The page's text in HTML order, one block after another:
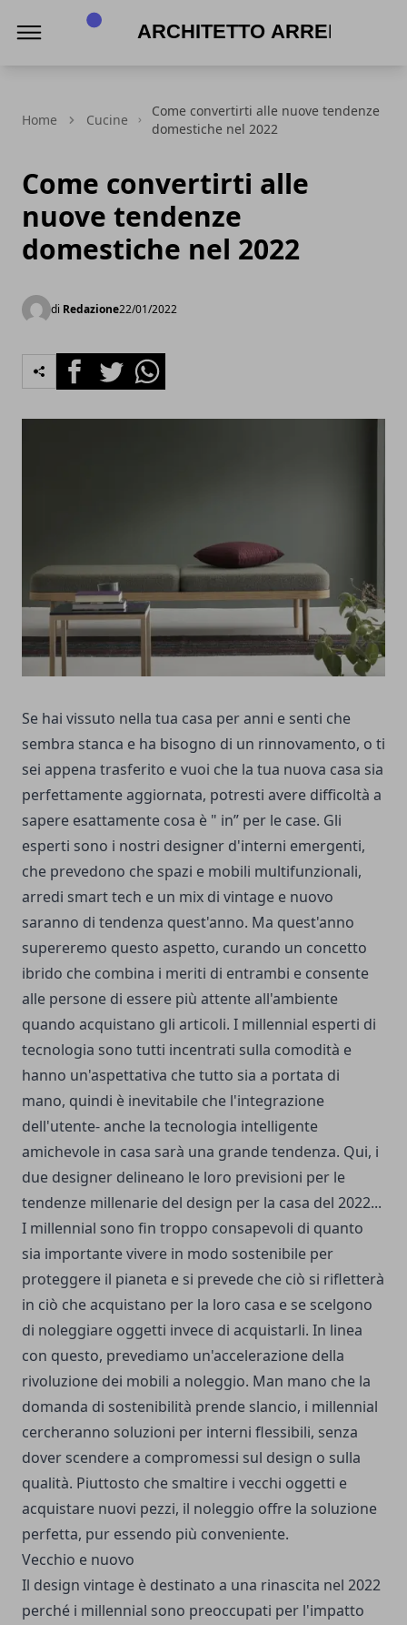
Home Cucine
Come convertirti alle nuove tendenze
domestiche nel 2022
Come convertirti alle
nuove tendenze
domestiche nel 2022
di Redazione22/01/2022
FacebookTwitterWhatsapp
Se hai vissuto nella tua casa per anni e senti che
sembra stanca e ha bisogno di un rinnovamento, o ti
sei appena trasferito e vuoi che la tua nuova casa sia
perfettamente aggiornata, potresti avere difficoltà a
sapere esattamente cosa è " in” per le case. Gli
esperti sono i nostri designer d'interni emergenti,
che prevedono che spazi e mobili multifunzionali,
arredi smart tech e un mix di vintage e nuovo
saranno di tendenza quest'anno. Ma quest'anno
supereremo questo aspetto, curando un concetto
ibrido che combina i meriti di entrambi e consente
alle persone di essere più attente all'ambiente
quando acquistano gli articoli. I millennial esperti di
tecnologia sono tutti incentrati sulla comodità e
hanno un'aspettativa che tutto sia a portata di
mano, quindi è inevitabile che l'integrazione
dell'utente- anche la tecnologia intelligente
amichevole in casa sarà una grande tendenza. Qui, i
due designer delineano le loro previsioni per le
tendenze millenarie del design per la casa del 2022...
I millennial sono fin troppo consapevoli di quanto
sia importante vivere in modo sostenibile per
proteggere il pianeta e si prevede che ciò si rifletterà
in ciò che acquistano per la loro casa e se scelgono
di noleggiare oggetti invece di acquistarli. In linea
con questo, prevediamo un'accelerazione della
rivoluzione dei mobili a noleggio. Man mano che la
domanda di sostenibilità prende slancio, i millennial
cercheranno soluzioni per interni flessibili, senza
dover scendere a compromessi sul design o sulla
qualità. Piuttosto che smaltire i vecchi oggetti e
acquistare nuovi pezzi, il noleggio offre la soluzione
perfetta, pur essendo più conveniente.
Vecchio e nuovo
Il design vintage è destinato a una rinascita nel 2022
perché i millennial sono preoccupati per l'impatto